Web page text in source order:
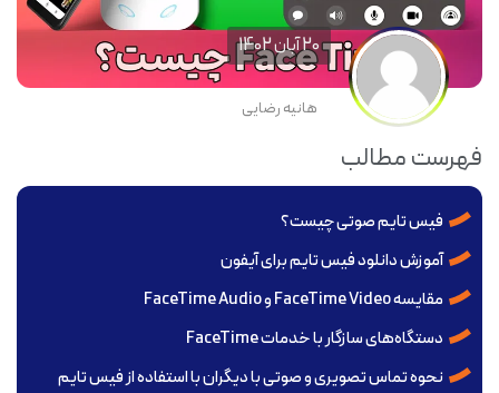
20 آبان 1402
هانیه رضایی
فهرست مطالب
فیس تایم صوتی چیست؟
آموزش دانلود فیس تایم برای آیفون
مقایسه FaceTime Video و FaceTime Audio
دستگاه‌های سازگار با خدمات FaceTime
نحوه تماس تصویری و صوتی با دیگران با استفاده از فیس تایم